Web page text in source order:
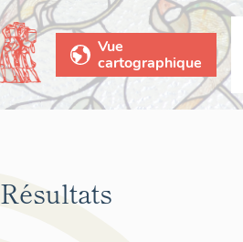
Vue
cartographique
Résultats